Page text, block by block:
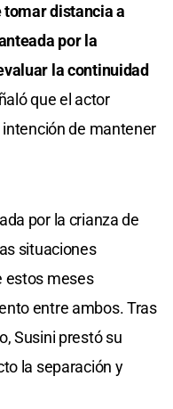
tomar distancia a
por la
la continuidad
que el actor
de mantener
por la crianza de
situaciones
estos meses
entre ambos. Tras
Susini prestó su
la separación y